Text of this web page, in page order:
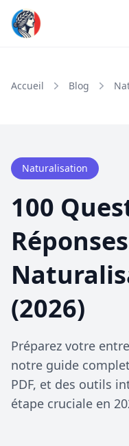
Accueil Blog
Naturalisation
100
(2026)
Préparez votre
notre guide
PDF, et des outils
étape cruciale en